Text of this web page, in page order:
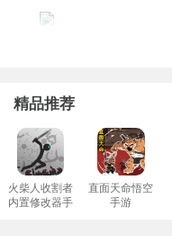
，这色彩搭配简直比我家
吧。而且角色设计也够奇葩
精品推荐
火柴人收割者
内置修改器手
直面天命悟空
手游